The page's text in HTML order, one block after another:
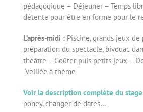
pédagogique – Déjeuner– Temps
détente pour être en forme pour le
L’après-midi :Piscine, grands jeux de
préparation du spectacle, bivouac
théâtre – Goûter puis petits jeux –
Veillée à thème
Voir la description complète du stage
poney, changer de dates…